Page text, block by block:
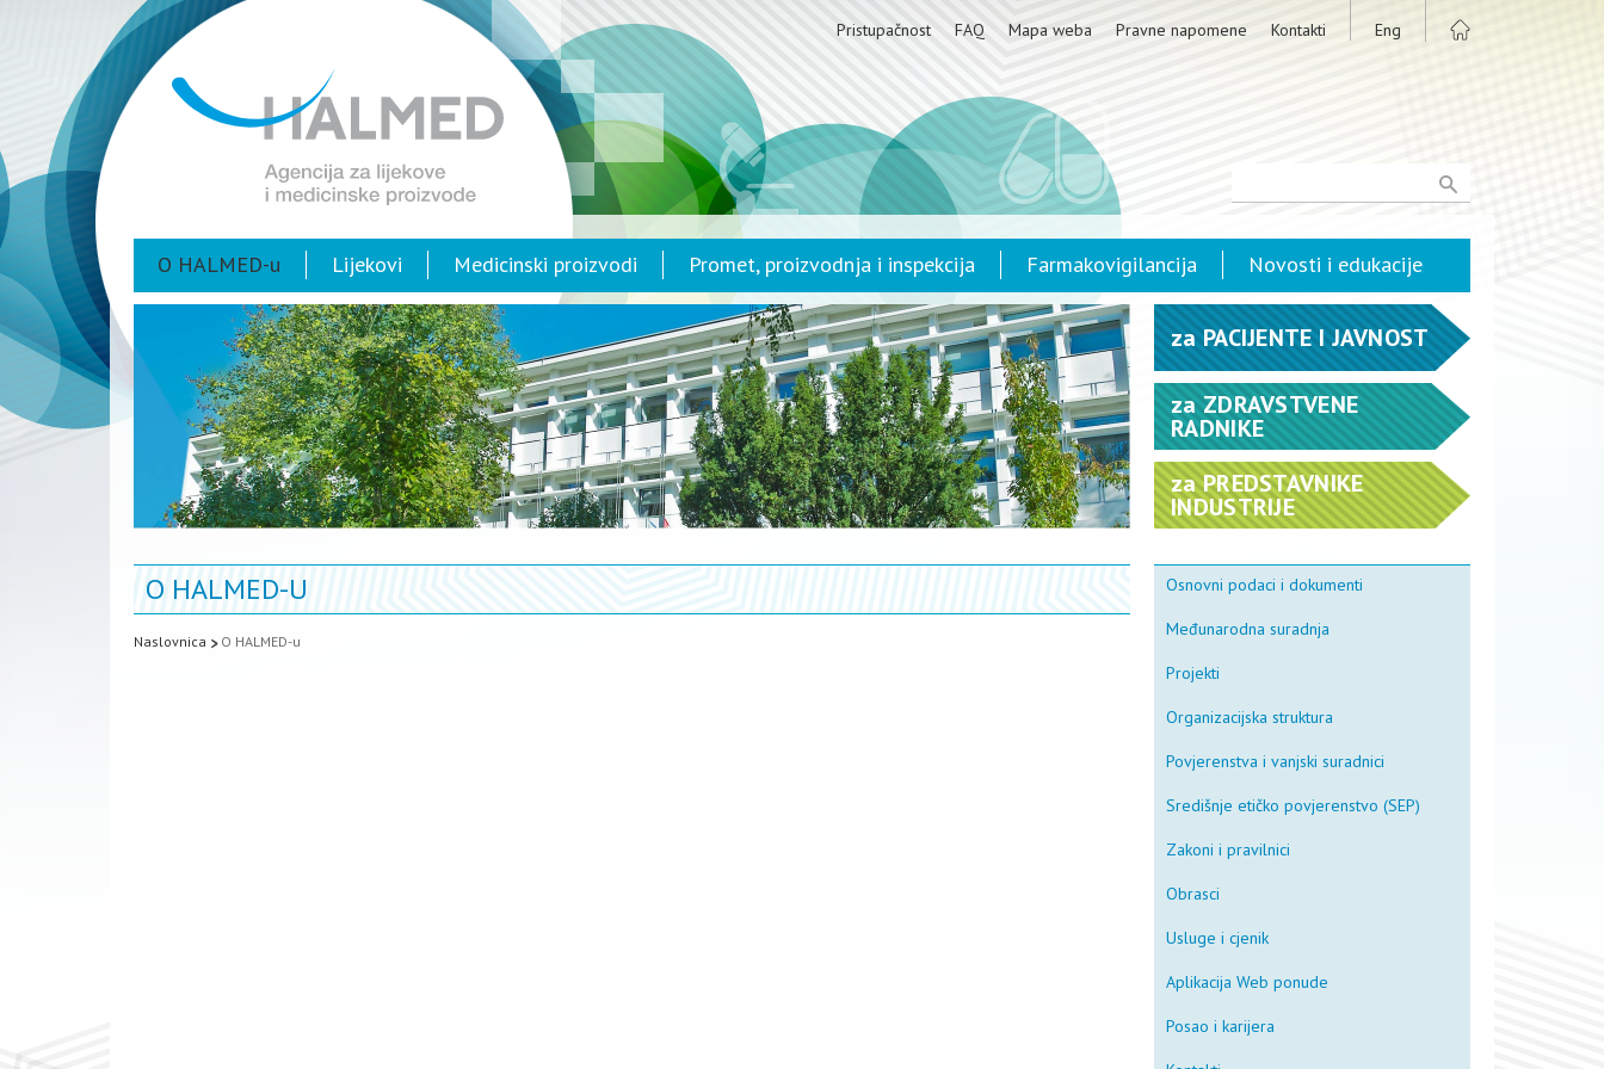
Pristupačnost FAQ Mapa weba Pravne napomene Kontakti Eng
O HALMED-u Lijekovi Medicinski proizvodi Promet, proizvodnja i inspekcija Farmakovigilancija Novosti i edukacije
O HALMED-U
Naslovnica O HALMED-u
za PACIJENTE I JAVNOST
za ZDRAVSTVENE
RADNIKE
zaPREDSTAVNIKE
INDUSTRIJE
Osnovni podaci i dokumenti
Međunarodna suradnja
Projekti
Organizacijska struktura
Povjerenstva i vanjski suradnici
Središnje etičko povjerenstvo (SEP)
Zakoni i pravilnici
Obrasci
Usluge i cjenik
Aplikacija Web ponude
Posao i karijera